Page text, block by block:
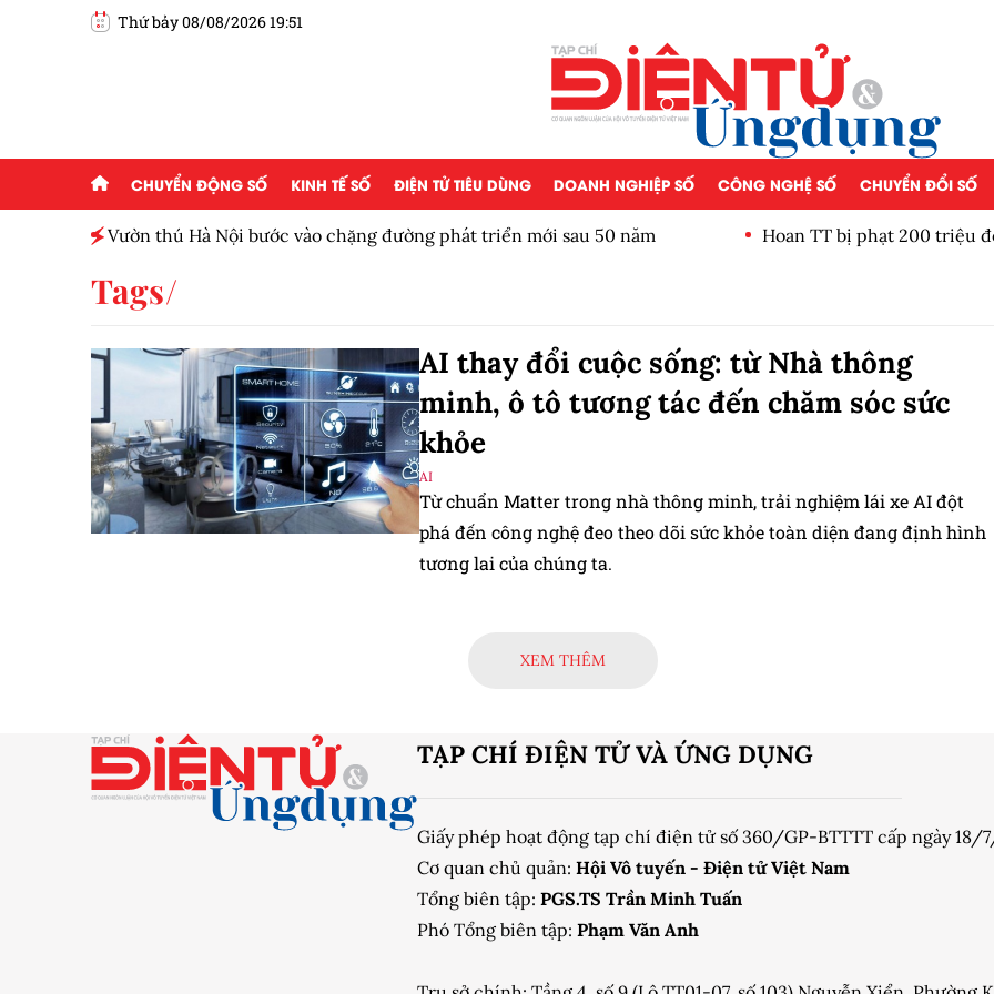
Thứ bảy 08/08/2026 19:51
CHUYỂN ĐỘNG SỐ KINH TẾ SỐ ĐIỆN TỬ TIÊU DÙNG DOANH NGHIỆP SỐ CÔNG NGHỆ SỐ CHUYỂN ĐỔI SỐ
Vườn thú Hà Nội bước vào chặng đường phát triển mới sau 50 năm Hoan TT bị phạt 200 triệu
Tags
AI thay đổi cuộc sống: từ Nhà thông
minh, ô tô tương tác đến chăm sóc sức
khỏe
AI
Từ chuẩn Matter trong nhà thông minh, trải nghiệm lái xe AI đột
phá đến công nghệ đeo theo dõi sức khỏe toàn diện đang định hình
tương lai của chúng ta.
XEM THÊM
TẠP CHÍ ĐIỆN TỬ VÀ ỨNG DỤNG
Giấy phép hoạt động tạp chí điện tử số 360/GP-BTTTT cấp ngày 18/
Cơ quan chủ quản: Hội Vô tuyến - Điện tử Việt Nam
Tổng biên tập: PGS.TS Trần Minh Tuấn
Phó Tổng biên tập: Phạm Văn Anh